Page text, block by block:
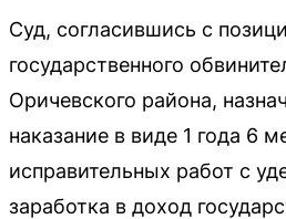
Суд, согласившись с
государственного
Оричевского района,
наказание в виде 1 года 6
исправительных работ с
заработка в доход